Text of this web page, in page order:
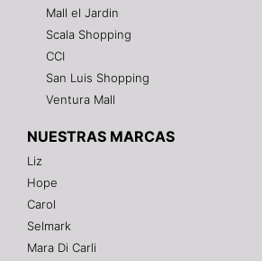
Mall el Jardin
Scala Shopping
CCI
San Luis Shopping
Ventura Mall
NUESTRAS MARCAS
Liz
Hope
Carol
Selmark
Mara Di Carli